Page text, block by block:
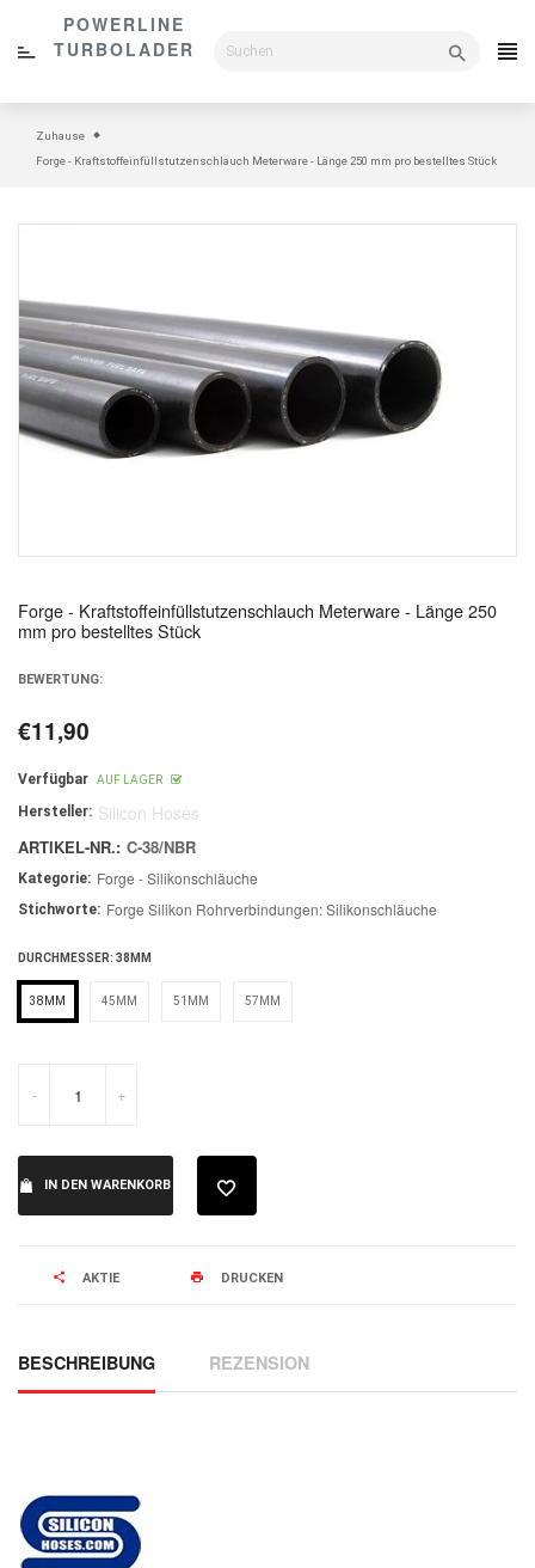
Inhalt
POWERLINE
TURBOLADER
Zuhause
Forge - Kraftstoffeinfüllstutzenschlauch Meterware - Länge 250 mm pro bestelltes Stück
Forge - Kraftstoffeinfüllstutzenschlauch Meterware - Länge 250
mm pro bestelltes Stück
BEWERTUNG:
Normaler
Preis
€11,90
Verfügbar AUF LAGER
Hersteller: Silicon Hoses
ARTIKEL-NR.: C-38/NBR
Kategorie: Forge - Silikonschläuche
Stichworte: Forge Silikon Rohrverbindungen: Silikonschläuche
DURCHMESSER: 38MM
38MM 45MM 51MM 57MM
- +
IN DEN WARENKORB
AKTIE DRUCKEN
BESCHREIBUNG REZENSION